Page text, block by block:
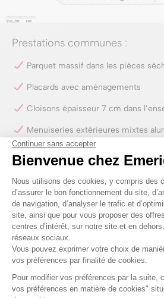
Prestations communes :
Parquet massif dans les pièces
Placards avec aménagements
Cloisons épaisseur 7 cm dans
Menuiseries extérieures mixtes
roulants aluminium
Dalles sur plots béton pour les
Carrelage 45 x 45 cm dans les
Faïence toute hauteur au droit de
Cellier pour tous les logements
Meuble vasque à tiroirs sur pieds
Sèche-serviettes électrique